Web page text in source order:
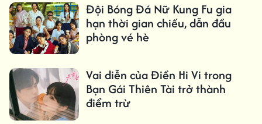
Đội Bóng Đá Nữ Kung Fu gia
hạn thời gian chiếu, dẫn đầu
phòng vé hè
Vai diễn của Điền Hi Vi trong
Bạn Gái Thiên Tài trở thành
điểm trừ